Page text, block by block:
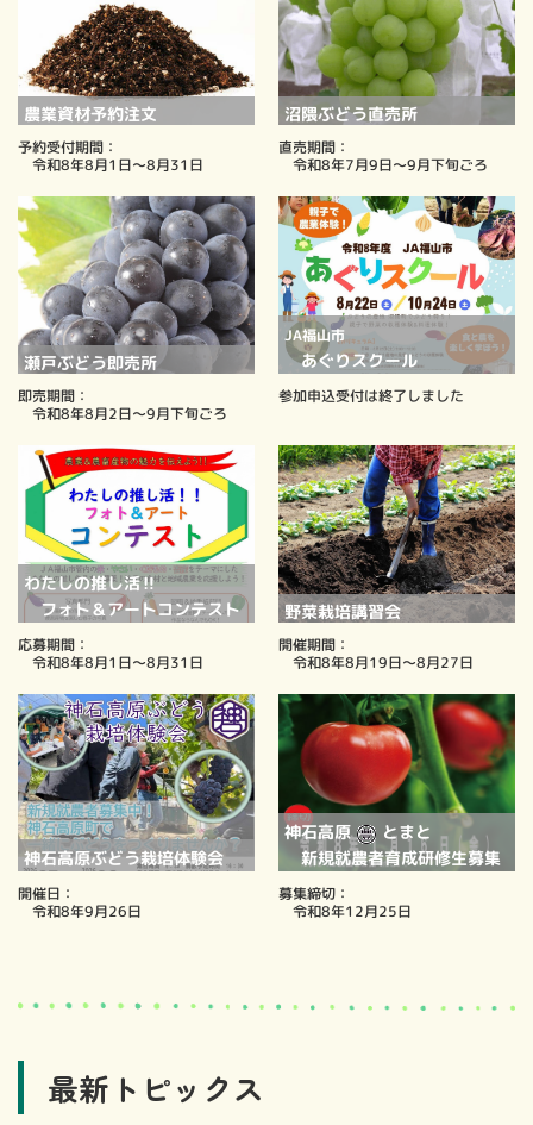
農業資材予約注文
予約受付期間：
令和8年8月1日～8月31日
沼隈ぶどう直売所
直売期間：
令和8年7月9日～9月下旬ごろ
瀬戸ぶどう即売所
即売期間：
令和8年8月2日～9月下旬ごろ
JA福山市
あぐりスクール
参加申込受付は終了しました
わたしの推し活‼
フォト＆アートコンテスト
応募期間：
令和8年8月1日～8月31日
野菜栽培講習会
開催期間：
令和8年8月19日～8月27日
神石高原ぶどう栽培体験会
開催日：
令和8年9月26日
神石高原
とまと
新規就農者育成研修生募集
募集締切：
令和8年12月25日
最新トピックス